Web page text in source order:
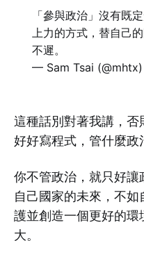
「參與政治」沒有既
上力的方式，替自己
不遲。
— Sam Tsai (@mhtx)
這種話別對著我講，
好好寫程式，管什麼政
你不管政治，就只好
自己國家的未來，不
護並創造一個更好的
大。